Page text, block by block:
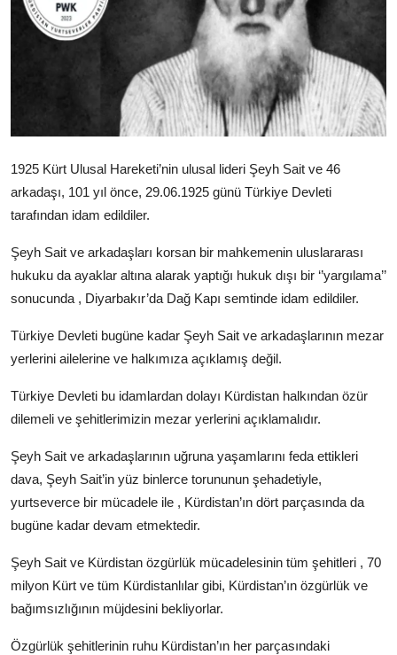
Video
İletişim
Türkçe Kurdi
1925 Kürt Ulusal Hareketi’nin ulusal lideri Şeyh Sait ve 46
arkadaşı, 101 yıl önce, 29.06.1925 günü Türkiye Devleti
tarafından idam edildiler.
Şeyh Sait ve arkadaşları korsan bir mahkemenin uluslararası
hukuku da ayaklar altına alarak yaptığı hukuk dışı bir ‘’yargılama’’
sonucunda , Diyarbakır’da Dağ Kapı semtinde idam edildiler.
Türkiye Devleti bugüne kadar Şeyh Sait ve arkadaşlarının mezar
yerlerini ailelerine ve halkımıza açıklamış değil.
Türkiye Devleti bu idamlardan dolayı Kürdistan halkından özür
dilemeli ve şehitlerimizin mezar yerlerini açıklamalıdır.
Şeyh Sait ve arkadaşlarının uğruna yaşamlarını feda ettikleri
dava, Şeyh Sait’in yüz binlerce torununun şehadetiyle,
yurtseverce bir mücadele ile , Kürdistan’ın dört parçasında da
bugüne kadar devam etmektedir.
Şeyh Sait ve Kürdistan özgürlük mücadelesinin tüm şehitleri , 70
milyon Kürt ve tüm Kürdistanlılar gibi, Kürdistan’ın özgürlük ve
bağımsızlığının müjdesini bekliyorlar.
Özgürlük şehitlerinin ruhu Kürdistan’ın her parçasındaki